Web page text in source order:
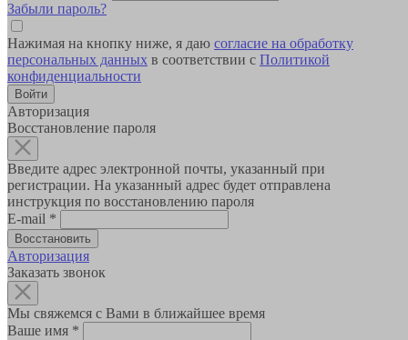
Забыли пароль?
Нажимая на кнопку ниже, я даю согласие на обработку
персональных данных в соответствии с Политикой
конфиденциальности
Авторизация
Восстановление пароля
Введите адрес электронной почты, указанный при
регистрации. На указанный адрес будет отправлена
инструкция по восстановлению пароля
E-mail *
Авторизация
Заказать звонок
Мы свяжемся с Вами в ближайшее время
Ваше имя *